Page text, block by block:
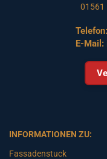
01561
Telefon:
E-Mail:
INFORMATIONEN ZU:
Fassadenstuck